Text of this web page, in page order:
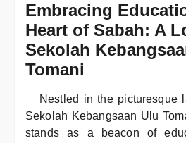
Embracing
Heart of Sabah: A
Sekolah
Tomani
Nestled in the picturesque
Sekolah Kebangsaan Ulu
stands as a beacon of